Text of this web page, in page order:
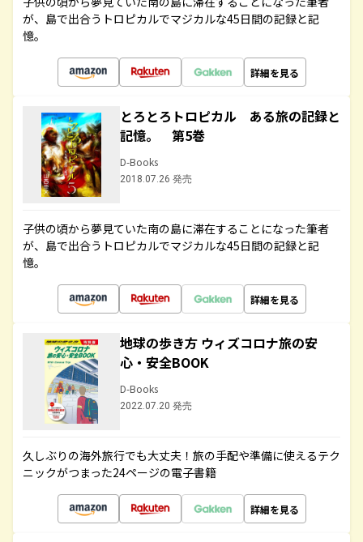
が、島で出合うトロピカルでマジカルな45日間の記録と記
憶。
詳細を見る
とろとろトロピカル ある旅の記録と
記憶。 第5巻
D-Books
2018.07.26 発売
子供の頃から夢見ていた南の島に滞在することになった筆者
が、島で出合うトロピカルでマジカルな45日間の記録と記
憶。
詳細を見る
地球の歩き方 ウィズコロナ旅の安
心・安全BOOK
D-Books
2022.07.20 発売
久しぶりの海外旅行でも大丈夫！旅の手配や準備に使えるテク
ニックがつまった24ページの電子書籍
詳細を見る